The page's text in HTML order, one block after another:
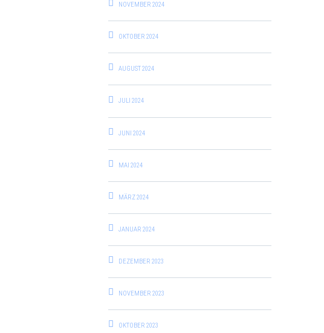
NOVEMBER 2024
OKTOBER 2024
AUGUST 2024
JULI 2024
JUNI 2024
MAI 2024
MÄRZ 2024
JANUAR 2024
DEZEMBER 2023
NOVEMBER 2023
OKTOBER 2023